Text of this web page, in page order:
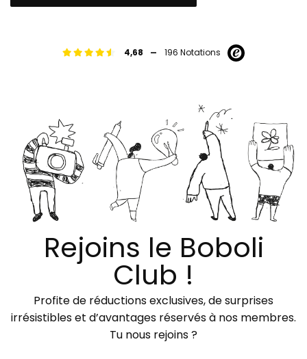
4,68 - 196 Notations
Rejoins le Boboli
Club !
Profite de réductions exclusives, de surprises
irrésistibles et d’avantages réservés à nos membres.
Tu nous rejoins ?